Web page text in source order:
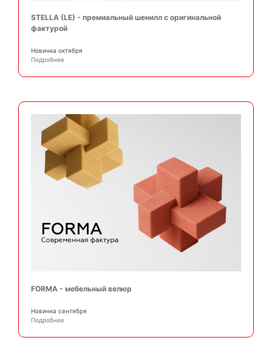
STELLA (LE) - премиальный шенилл с оригинальной
фактурой
Новинка октября
Подробнее
FORMA - мебельный велюр
Новинка сентября
Подробнее